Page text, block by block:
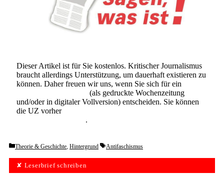
Dieser Artikel ist für Sie kostenlos. Kritischer Journalismus
braucht allerdings Unterstützung, um dauerhaft existieren zu
können. Daher freuen wir uns, wenn Sie sich für ein
(als gedruckte Wochenzeitung
und/oder in digitaler Vollversion) entscheiden. Sie können
die UZ vorher
.
Categories
Theorie & Geschichte, Hintergrund Tags
Antifaschismus
✘ Leserbrief schreiben